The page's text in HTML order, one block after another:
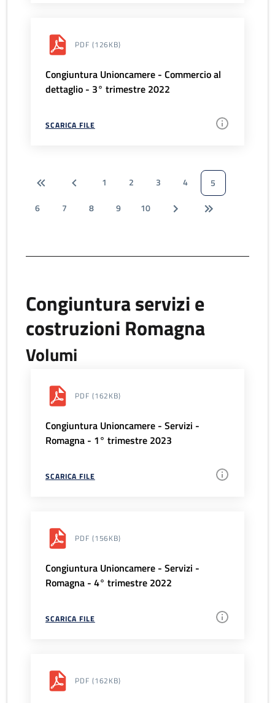
PDF (126KB)
Congiuntura Unioncamere - Commercio al
dettaglio - 3° trimestre 2022
SCARICA FILE
1 2 3 4
5
6
7 8 9 10
Congiuntura servizi e
costruzioni Romagna
Volumi
PDF (162KB)
Congiuntura Unioncamere - Servizi -
Romagna - 1° trimestre 2023
SCARICA FILE
PDF (156KB)
Congiuntura Unioncamere - Servizi -
Romagna - 4° trimestre 2022
SCARICA FILE
PDF (162KB)